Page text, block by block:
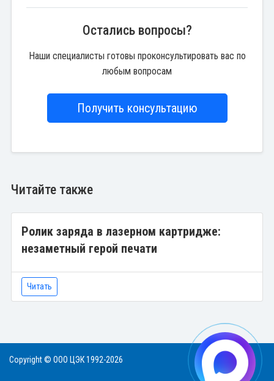
Остались вопросы?
Наши специалисты готовы проконсультировать вас по
любым вопросам
Получить консультацию
Читайте также
Ролик заряда в лазерном картридже:
незаметный герой печати
Читать
Copyright © ООО ЦЭК 1992-2026